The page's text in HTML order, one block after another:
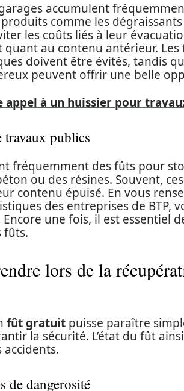
accumulent
comme les
les coûts liés à leur
au contenu antérieur.
doivent être évités, tandis
peuvent offrir une belle
appel à un huissier pour
travaux publics
fréquemment des fûts pour
ou des résines. Souvent,
contenu épuisé. En vous
des entreprises de BTP,
une fois, il est essentiel
fûts.
lors de la
fût gratuit puisse paraître
la sécurité. L’état du fût
de dangerosité